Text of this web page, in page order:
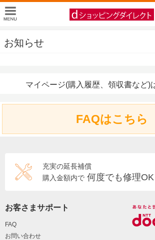
お知らせ
マイページ(購入履歴、領収書など)
FAQはこちら
充実の延長補償
購入金額内で 何度でも修理OK
お客さまサポート
FAQ
お問い合わせ